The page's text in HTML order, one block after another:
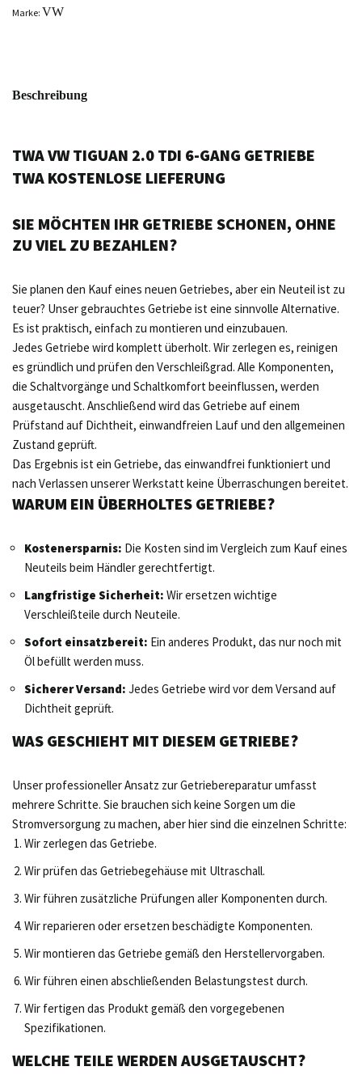
Marke: VW
Beschreibung
TWA VW TIGUAN 2.0 TDI 6-GANG GETRIEBE
TWA KOSTENLOSE LIEFERUNG
SIE MÖCHTEN IHR GETRIEBE SCHONEN, OHNE
ZU VIEL ZU BEZAHLEN?
Sie planen den Kauf eines neuen Getriebes, aber ein Neuteil ist zu
teuer? Unser gebrauchtes Getriebe ist eine sinnvolle Alternative.
Es ist praktisch, einfach zu montieren und einzubauen.
Jedes Getriebe wird komplett überholt. Wir zerlegen es, reinigen
es gründlich und prüfen den Verschleißgrad. Alle Komponenten,
die Schaltvorgänge und Schaltkomfort beeinflussen, werden
ausgetauscht. Anschließend wird das Getriebe auf einem
Prüfstand auf Dichtheit, einwandfreien Lauf und den allgemeinen
Zustand geprüft.
Das Ergebnis ist ein Getriebe, das einwandfrei funktioniert und
nach Verlassen unserer Werkstatt keine Überraschungen bereitet.
WARUM EIN ÜBERHOLTES GETRIEBE?
Kostenersparnis: Die Kosten sind im Vergleich zum Kauf eines
Neuteils beim Händler gerechtfertigt.
Langfristige Sicherheit: Wir ersetzen wichtige
Verschleißteile durch Neuteile.
Sofort einsatzbereit: Ein anderes Produkt, das nur noch mit
Öl befüllt werden muss.
Sicherer Versand: Jedes Getriebe wird vor dem Versand auf
Dichtheit geprüft.
WAS GESCHIEHT MIT DIESEM GETRIEBE?
Unser professioneller Ansatz zur Getriebereparatur umfasst
mehrere Schritte. Sie brauchen sich keine Sorgen um die
Stromversorgung zu machen, aber hier sind die einzelnen Schritte:
Wir zerlegen das Getriebe.
Wir prüfen das Getriebegehäuse mit Ultraschall.
Wir führen zusätzliche Prüfungen aller Komponenten durch.
Wir reparieren oder ersetzen beschädigte Komponenten.
Wir montieren das Getriebe gemäß den Herstellervorgaben.
Wir führen einen abschließenden Belastungstest durch.
Wir fertigen das Produkt gemäß den vorgegebenen
Spezifikationen.
WELCHE TEILE WERDEN AUSGETAUSCHT?